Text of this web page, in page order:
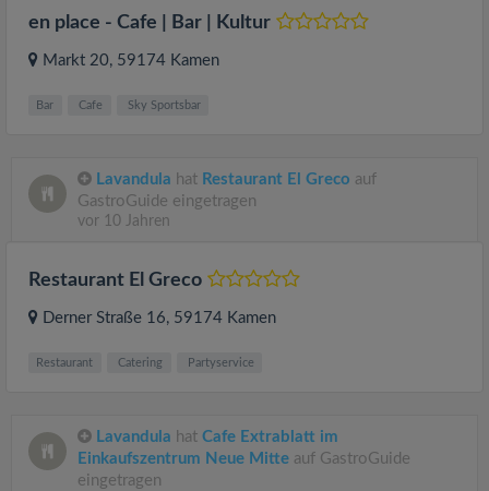
en place - Cafe | Bar | Kultur
Markt 20, 59174 Kamen
Bar Cafe Sky Sportsbar
Lavandula hat Restaurant El Greco auf
GastroGuide eingetragen
vor 10 Jahren
Restaurant El Greco
Derner Straße 16, 59174 Kamen
Restaurant Catering Partyservice
Lavandula hat Cafe Extrablatt im
Einkaufszentrum Neue Mitte auf GastroGuide
eingetragen